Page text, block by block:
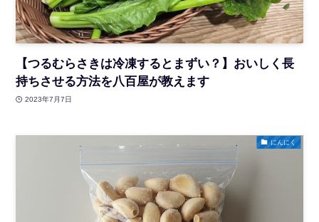
【つるむらさきは冷凍するとまずい？】おいしく長
持ちさせる方法を八百屋が教えます
2023年7月7日
にんにく